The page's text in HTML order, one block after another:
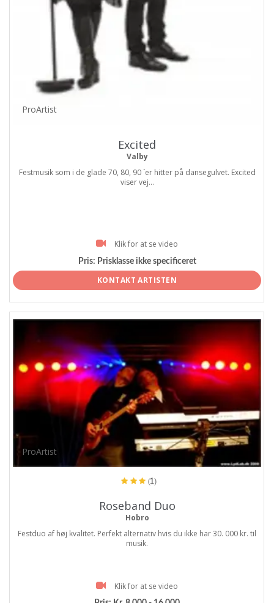
ProArtist
Excited
Valby
Festmusik som i de glade 70, 80, 90 ´er hitter på dansegulvet. Excited
viser vej...
Klik for at se video
Pris: Prisklasse ikke specificeret
KONTAKT ARTISTEN
ProArtist
(1)
Roseband Duo
Hobro
Festduo af høj kvalitet. Perfekt alternativ hvis du ikke har 30. 000 kr. til
musik.
Klik for at se video